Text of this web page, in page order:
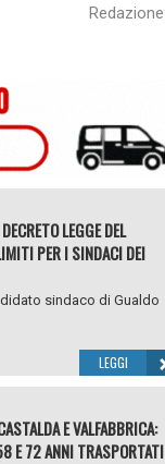
Redazione
LEGGE DEL
PER I SINDACI DEI
sindaco di Gualdo
LEGGI
E VALFABBRICA:
E 72 ANNI TRASPORTATI